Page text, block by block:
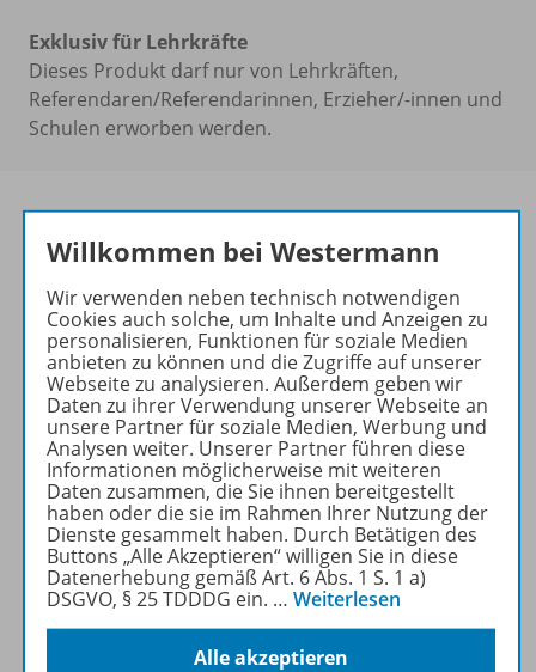
Exklusiv für Lehrkräfte
Dieses Produkt darf nur von Lehrkräften,
Referendaren/Referendarinnen, Erzieher/-innen und
Schulen erworben werden.
Produktinformationen
Zugehörige Produkte
Werbematerial
Benachrichtigungs-Service
Veranstaltungen
Willkommen bei Westermann
Wir verwenden neben technisch notwendigen
Cookies auch solche, um Inhalte und Anzeigen zu
personalisieren, Funktionen für soziale Medien
anbieten zu können und die Zugriffe auf unserer
Webseite zu analysieren. Außerdem geben wir
Daten zu ihrer Verwendung unserer Webseite an
unsere Partner für soziale Medien, Werbung und
Analysen weiter. Unserer Partner führen diese
Informationen möglicherweise mit weiteren
Daten zusammen, die Sie ihnen bereitgestellt
haben oder die sie im Rahmen Ihrer Nutzung der
Dienste gesammelt haben. Durch Betätigen des
Buttons „Alle Akzeptieren“ willigen Sie in diese
Datenerhebung gemäß Art. 6 Abs. 1 S. 1 a)
DSGVO, § 25 TDDDG ein. … Weiterlesen
Alle akzeptieren